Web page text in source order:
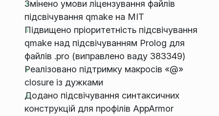
Змінено умови ліцензування файлів
підсвічування qmake на MIT
Підвищено пріоритетність підсвічування
qmake над підсвічуванням Prolog для
файлів .pro (виправлено ваду 383349)
Реалізовано підтримку макросів «@»
closure із дужками
Додано підсвічування синтаксичних
конструкцій для профілів AppArmor